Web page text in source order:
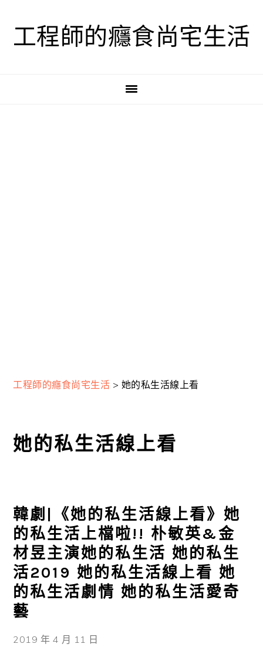
工程師的癮食尚宅生活
工程師的癮食尚宅生活 > 她的私生活線上看
她的私生活線上看
韓劇|《她的私生活線上看》她
的私生活上檔啦!! 朴敏英&金
材昱主演她的私生活 她的私生
活2019 她的私生活線上看 她
的私生活劇情 她的私生活愛奇
藝
2019 年 4 月 11 日